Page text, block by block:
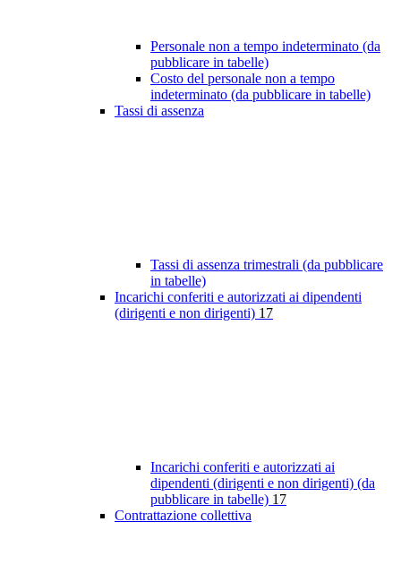
Personale non a tempo indeterminato (da
pubblicare in tabelle)
Costo del personale non a tempo
indeterminato (da pubblicare in tabelle)
Tassi di assenza
Tassi di assenza trimestrali (da pubblicare
in tabelle)
Incarichi conferiti e autorizzati ai dipendenti
(dirigenti e non dirigenti) 17
Incarichi conferiti e autorizzati ai
dipendenti (dirigenti e non dirigenti) (da
pubblicare in tabelle) 17
Contrattazione collettiva